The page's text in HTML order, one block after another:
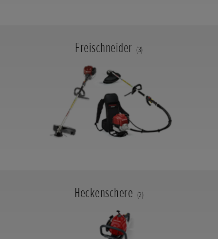
Freischneider (3)
Heckenschere (2)